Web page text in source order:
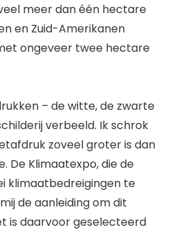
meer dan één hectare
en Zuid-Amerikanen
ongeveer twee hectare
– de witte, de zwarte
verbeeld. Ik schrok
zoveel groter is dan
De Klimaatexpo, die de
klimaatbedreigingen te
de aanleiding om dit
is daarvoor geselecteerd